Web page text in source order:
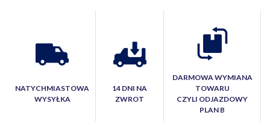
NATYCHMIASTOWA
WYSYŁKA
14 DNI NA
ZWROT
DARMOWA WYMIANA
TOWARU
CZYLI ODJAZDOWY
PLAN B